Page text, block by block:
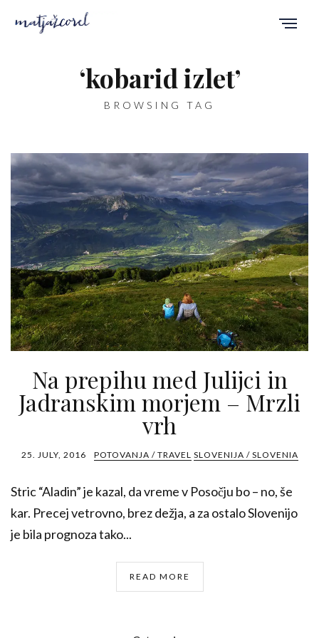
‘kobarid izlet’
BROWSING TAG
Na prepihu med Julijci in
Jadranskim morjem – Mrzli
vrh
25. JULY, 2016 POTOVANJA / TRAVEL SLOVENIJA / SLOVENIA
Stric “Aladin” je kazal, da vreme v Posočju bo – no, še
kar. Precej vetrovno, brez dežja, a za ostalo Slovenijo
je bila prognoza tako...
READ MORE